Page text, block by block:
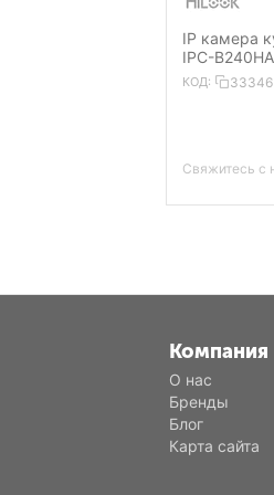
IP камера
IPC-
2,8mm
PoE Mic
КОД: 33346
Свяжитесь с
Компания
О нас
Бренды
Блог
Карта сайта